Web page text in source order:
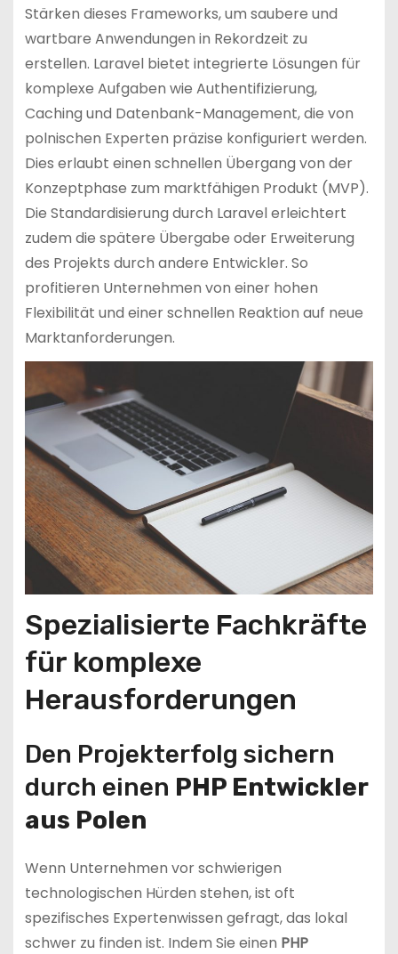
Stärken dieses Frameworks, um saubere und
wartbare Anwendungen in Rekordzeit zu
erstellen. Laravel bietet integrierte Lösungen für
komplexe Aufgaben wie Authentifizierung,
Caching und Datenbank-Management, die von
polnischen Experten präzise konfiguriert werden.
Dies erlaubt einen schnellen Übergang von der
Konzeptphase zum marktfähigen Produkt (MVP).
Die Standardisierung durch Laravel erleichtert
zudem die spätere Übergabe oder Erweiterung
des Projekts durch andere Entwickler. So
profitieren Unternehmen von einer hohen
Flexibilität und einer schnellen Reaktion auf neue
Marktanforderungen.
Spezialisierte Fachkräfte
für komplexe
Herausforderungen
Den Projekterfolg sichern
durch einen PHP Entwickler
aus Polen
Wenn Unternehmen vor schwierigen
technologischen Hürden stehen, ist oft
spezifisches Expertenwissen gefragt, das lokal
schwer zu finden ist. Indem Sie einen PHP